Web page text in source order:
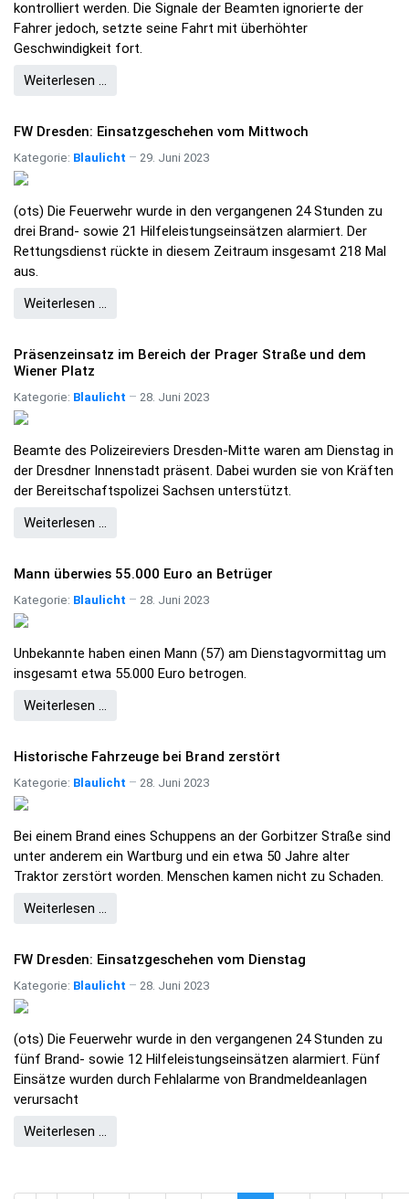
kontrolliert werden. Die Signale der Beamten ignorierte der
Fahrer jedoch, setzte seine Fahrt mit überhöhter
Geschwindigkeit fort.
Weiterlesen …
FW Dresden: Einsatzgeschehen vom Mittwoch
Kategorie: Blaulicht 29. Juni 2023
(ots) Die Feuerwehr wurde in den vergangenen 24 Stunden zu
drei Brand- sowie 21 Hilfeleistungseinsätzen alarmiert. Der
Rettungsdienst rückte in diesem Zeitraum insgesamt 218 Mal
aus.
Weiterlesen …
Präsenzeinsatz im Bereich der Prager Straße und dem
Wiener Platz
Kategorie: Blaulicht 28. Juni 2023
Beamte des Polizeireviers Dresden-Mitte waren am Dienstag in
der Dresdner Innenstadt präsent. Dabei wurden sie von Kräften
der Bereitschaftspolizei Sachsen unterstützt.
Weiterlesen …
Mann überwies 55.000 Euro an Betrüger
Kategorie: Blaulicht 28. Juni 2023
Unbekannte haben einen Mann (57) am Dienstagvormittag um
insgesamt etwa 55.000 Euro betrogen.
Weiterlesen …
Historische Fahrzeuge bei Brand zerstört
Kategorie: Blaulicht 28. Juni 2023
Bei einem Brand eines Schuppens an der Gorbitzer Straße sind
unter anderem ein Wartburg und ein etwa 50 Jahre alter
Traktor zerstört worden. Menschen kamen nicht zu Schaden.
Weiterlesen …
FW Dresden: Einsatzgeschehen vom Dienstag
Kategorie: Blaulicht 28. Juni 2023
(ots) Die Feuerwehr wurde in den vergangenen 24 Stunden zu
fünf Brand- sowie 12 Hilfeleistungseinsätzen alarmiert. Fünf
Einsätze wurden durch Fehlalarme von Brandmeldeanlagen
verursacht
Weiterlesen …